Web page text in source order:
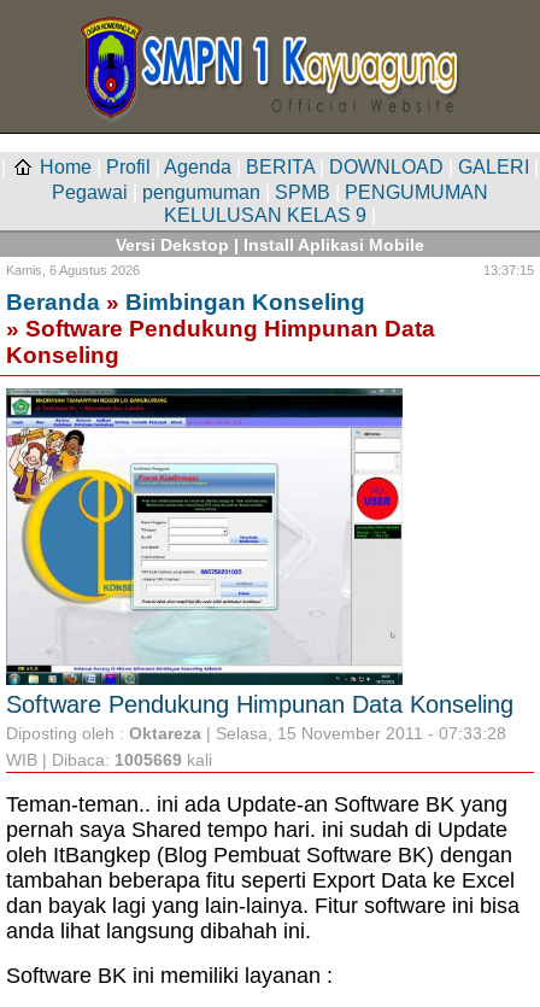
Home Profil Agenda BERITA DOWNLOAD GALERI
Pegawai
pengumuman SPMB
PENGUMUMAN
KELULUSAN KELAS 9
Versi Dekstop | Install Aplikasi Mobile
Kamis, 6 Agustus 2026 13:37:15
Beranda » Bimbingan Konseling
» Software Pendukung Himpunan Data
Konseling
Software Pendukung Himpunan Data Konseling
Diposting oleh : Oktareza | Selasa, 15 November 2011 - 07:33:28
WIB | Dibaca: 1005669 kali
Teman-teman.. ini ada Update-an Software BK yang
pernah saya Shared tempo hari. ini sudah di Update
oleh ItBangkep (Blog Pembuat Software BK) dengan
tambahan beberapa fitu seperti Export Data ke Excel
dan bayak lagi yang lain-lainya. Fitur software ini bisa
anda lihat langsung dibahah ini.
Software BK ini memiliki layanan :